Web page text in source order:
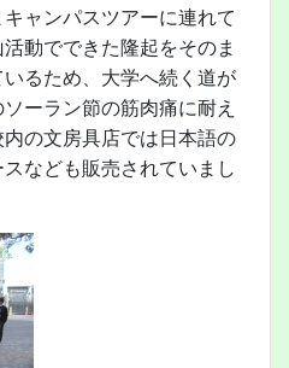
ャンパスツアーに連れて
動でできた隆起をそのま
るため、大学へ続く道が
ーラン節の筋肉痛に耐え
の文房具店では日本語の
なども販売されていまし